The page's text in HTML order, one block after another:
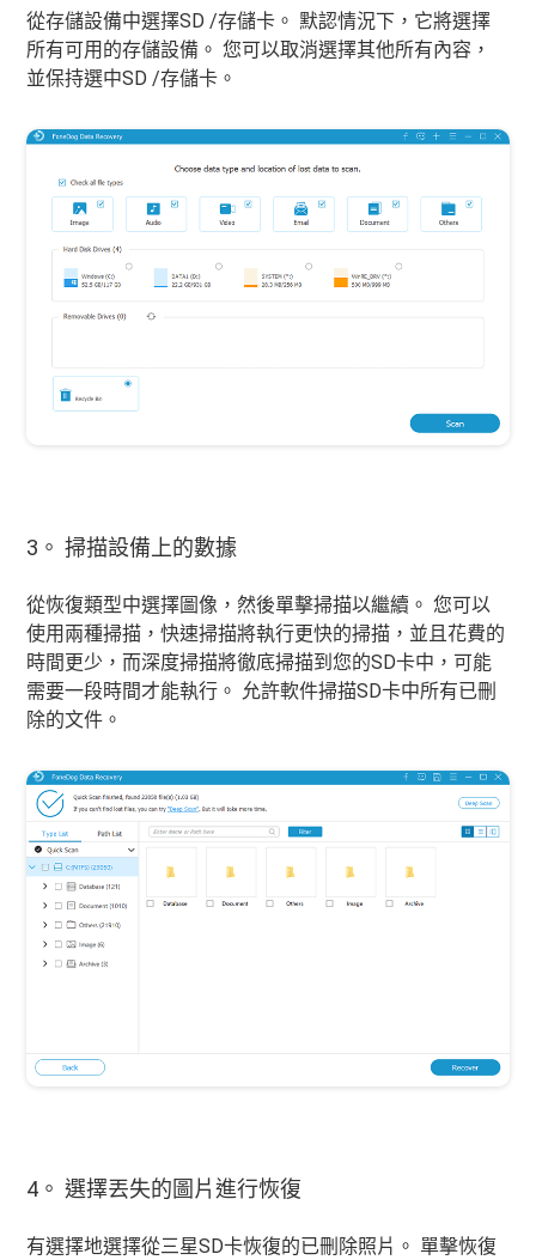
從存儲設備中選擇SD /存儲卡。 默認情況下，它將選擇
所有可用的存儲設備。 您可以取消選擇其他所有內容，
並保持選中SD /存儲卡。
3。 掃描設備上的數據
從恢復類型中選擇圖像，然後單擊掃描以繼續。 您可以
使用兩種掃描，快速掃描將執行更快的掃描，並且花費的
時間更少，而深度掃描將徹底掃描到您的SD卡中，可能
需要一段時間才能執行。 允許軟件掃描SD卡中所有已刪
除的文件。
4。 選擇丟失的圖片進行恢復
有選擇地選擇從三星SD卡恢復的已刪除照片。 單擊恢復